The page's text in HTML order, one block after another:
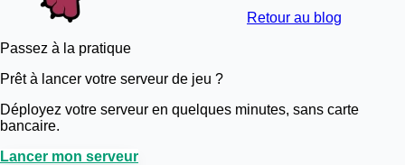
Retour au blog
Passez à la pratique
Prêt à lancer votre serveur de jeu ?
Déployez votre serveur en quelques minutes, sans carte
bancaire.
Lancer mon serveur